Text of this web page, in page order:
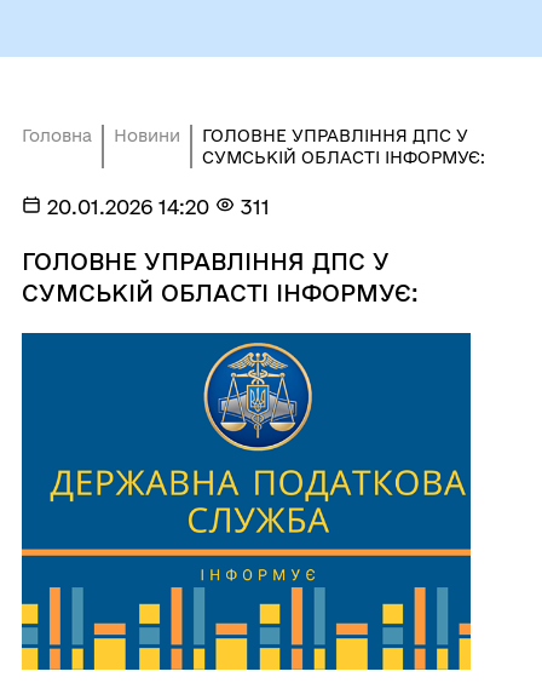
Головна Новини
ГОЛОВНЕ УПРАВЛІННЯ ДПС У
СУМСЬКІЙ ОБЛАСТІ ІНФОРМУЄ:
20.01.2026 14:20 311
ГОЛОВНЕ УПРАВЛІННЯ ДПС У
СУМСЬКІЙ ОБЛАСТІ ІНФОРМУЄ: